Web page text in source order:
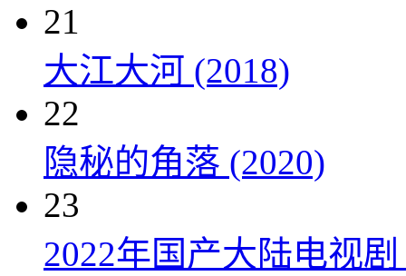
21
大江大河 (2018)
22
隐秘的角落 (2020)
23
2022年国产大陆电视